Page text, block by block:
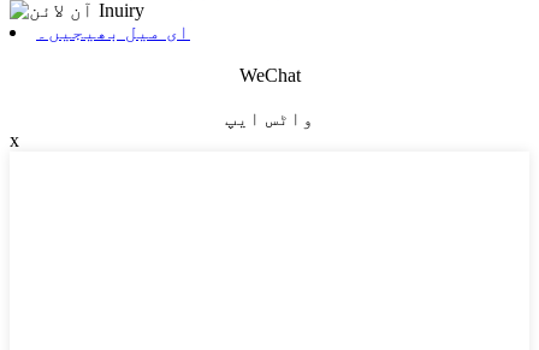
ای میل بھیجیں۔
WeChat
واٹس ایپ
x